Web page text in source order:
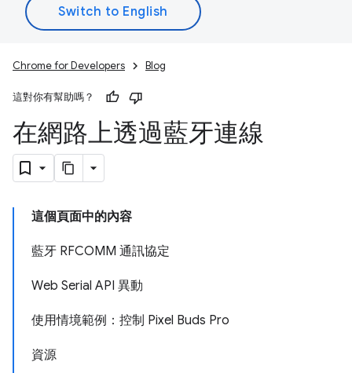
Chrome for Developers Blog
這對你有幫助嗎？
在網路上透過藍牙連線
這個頁面中的內容
藍牙 RFCOMM 通訊協定
Web Serial API 異動
使用情境範例：控制 Pixel Buds Pro
資源